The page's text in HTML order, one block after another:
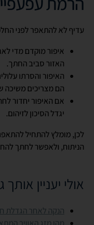
עדיף לא להתאפר לפני
איפור מוקדם מדי
האזור סביב החתך.
האיפור והסרתו
הם מצריכים משיכה
אם האיפור יחדור
יגדל הסיכון לזיהום.
לכן, מומלץ להתחיל
הניתוח, ולאפשר לחתך
אולי יעניין אותך
הנקה לאחר הגדלת
מהו מזג האוויר